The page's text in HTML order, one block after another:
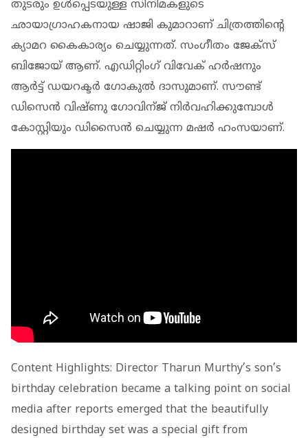
തുടരും ഉള്‍പ്പെടയുള്ള സിനിമകളുടെ
ഛായാഗ്രാഹകനായ ഷാജി കുമാറാണ് ചിത്രത്തിന്റെ
ക്യാമറ കൈകാര്യം ചെയ്യുന്നത്. സംഗീതം ജേക്‌സ്
ബിജോയ് ആണ്. എഡിറ്റിംഗ് വിവേക് ഹര്‍ഷനും
ആര്‍ട്ട് ഡയറക്ടര്‍ ഗോകുല്‍ ദാസുമാണ്. സൗണ്ട്
ഡിസെന്‍ വിഷ്ണു ഗോവിന്ജ് നിര്‍വഹിക്കുമ്പോള്‍
കോസ്റ്റിയും ഡിസൈന്‍ ചെയ്യുന്ന മഷര്‍ ഹംസയാണ്.
Content Highlights: Director Tharun Murthy’s son’s
birthday celebration became a talking point on social
media after reports emerged that the beautifully
designed birthday set was a special gift from